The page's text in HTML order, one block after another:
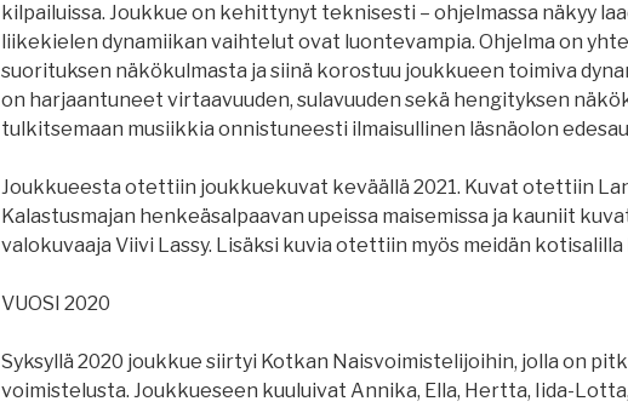
kilpailuissa. Joukkue on kehittynyt teknisesti – ohjelmassa näkyy
liikekielen dynamiikan vaihtelut ovat luontevampia. Ohjelma on
suorituksen näkökulmasta ja siinä korostuu joukkueen toimiva
on harjaantuneet virtaavuuden, sulavuuden sekä hengityksen
tulkitsemaan musiikkia onnistuneesti ilmaisullinen läsnäolon
Joukkueesta otettiin joukkuekuvat keväällä 2021. Kuvat otettiin
Kalastusmajan henkeäsalpaavan upeissa maisemissa ja kauniit
valokuvaaja Viivi Lassy. Lisäksi kuvia otettiin myös meidän kotisalilla
VUOSI 2020
Syksyllä 2020 joukkue siirtyi Kotkan Naisvoimistelijoihin, jolla on
voimistelusta. Joukkueseen kuuluivat Annika, Ella, Hertta, Iida-